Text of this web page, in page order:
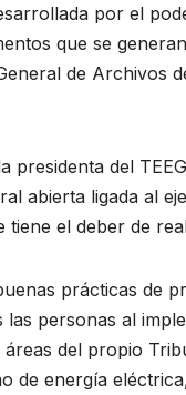
por el
que se
de Archivos
presidenta del
abierta ligada al
el deber de
prácticas de
personas al
del propio
de energía